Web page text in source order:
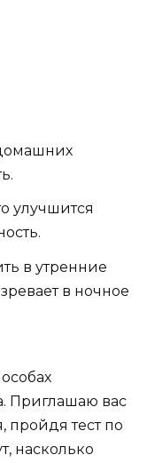
улучшится
в утренние
в ночное
Приглашаю вас
пройдя тест по
насколько